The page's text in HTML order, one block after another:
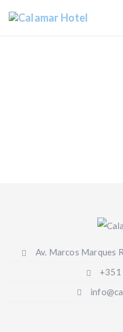
Av. Marcos Marques
+351